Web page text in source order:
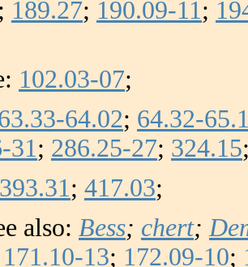
; 189.27; 190.09-11;
102.03-07;
64.02; 64.32-
31; 286.25-27; 324.15
393.31; 417.03;
also: Bess; chert;
171.10-13; 172.09-10;